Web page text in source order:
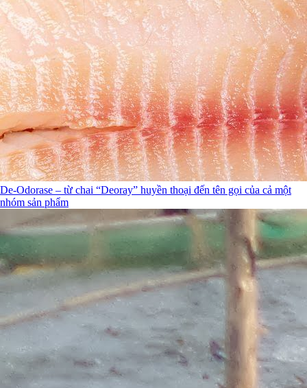
De-Odorase – từ chai “Deoray” huyền thoại đến tên gọi của cả một
nhóm sản phẩm